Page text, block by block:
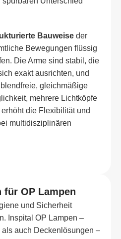
Bauweise der
Bewegungen flüssig
Die Arme sind stabil, die
exakt ausrichten, und
gleichmäßige
mehrere Lichtköpfe
die Flexibilität und
multidisziplinären
OP Lampen
und Sicherheit
Inspital OP Lampen –
auch Deckenlösungen –